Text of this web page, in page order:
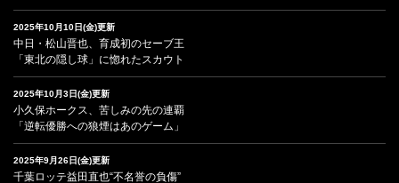
2025年10月10日(金)更新
中日・松山晋也、育成初のセーブ王
「東北の隠し球」に惚れたスカウト
2025年10月3日(金)更新
小久保ホークス、苦しみの先の連覇
「逆転優勝への狼煙はあのゲーム」
2025年9月26日(金)更新
千葉ロッテ益田直也“不名誉の負傷”